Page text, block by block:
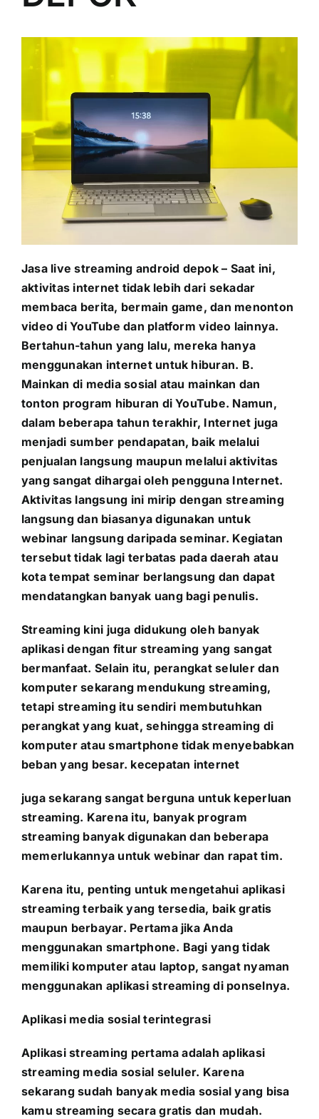
Hubungi Kami
Jasa live streaming android depok – Saat ini,
aktivitas internet tidak lebih dari sekadar
membaca berita, bermain game, dan menonton
video di YouTube dan platform video lainnya.
Bertahun-tahun yang lalu, mereka hanya
menggunakan internet untuk hiburan. B.
Mainkan di media sosial atau mainkan dan
tonton program hiburan di YouTube. Namun,
dalam beberapa tahun terakhir, Internet juga
menjadi sumber pendapatan, baik melalui
penjualan langsung maupun melalui aktivitas
yang sangat dihargai oleh pengguna Internet.
Aktivitas langsung ini mirip dengan streaming
langsung dan biasanya digunakan untuk
webinar langsung daripada seminar. Kegiatan
tersebut tidak lagi terbatas pada daerah atau
kota tempat seminar berlangsung dan dapat
mendatangkan banyak uang bagi penulis.
Streaming kini juga didukung oleh banyak
aplikasi dengan fitur streaming yang sangat
bermanfaat. Selain itu, perangkat seluler dan
komputer sekarang mendukung streaming,
tetapi streaming itu sendiri membutuhkan
perangkat yang kuat, sehingga streaming di
komputer atau smartphone tidak menyebabkan
beban yang besar. kecepatan internet
juga sekarang sangat berguna untuk keperluan
streaming. Karena itu, banyak program
streaming banyak digunakan dan beberapa
memerlukannya untuk webinar dan rapat tim.
Karena itu, penting untuk mengetahui aplikasi
streaming terbaik yang tersedia, baik gratis
maupun berbayar. Pertama jika Anda
menggunakan smartphone. Bagi yang tidak
memiliki komputer atau laptop, sangat nyaman
menggunakan aplikasi streaming di ponselnya.
Aplikasi media sosial terintegrasi
Aplikasi streaming pertama adalah aplikasi
streaming media sosial seluler. Karena
sekarang sudah banyak media sosial yang bisa
kamu streaming secara gratis dan mudah.